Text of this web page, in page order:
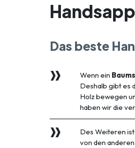
Das beste
Wenn ein
Deshalb gibt es
Holz bewegen
haben wir die
Des Weiteren
von den